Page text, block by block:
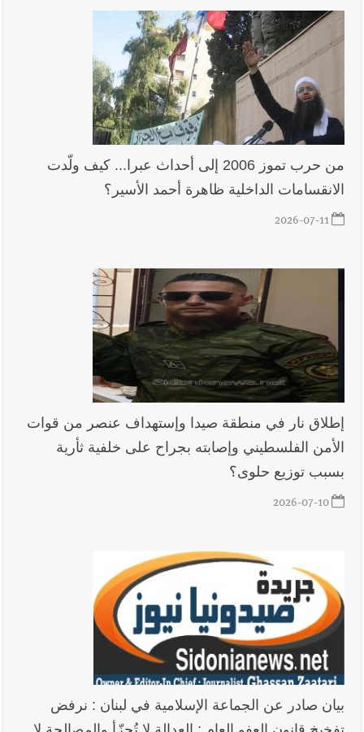
من حرب تموز 2006 إلى أحداث عبرا... كيف ولّدت
الانقسامات الداخلية ظاهرة أحمد الأسير؟
2026-07-11
إطلاق نار في منطقة صيدا وإستهداف عنصر من قوات
الأمن الفلسطيني وإصابته بجراح على خلفية ثأرية
بسبب توزيع حلوى؟
2026-07-10
بيان صادر عن الجماعة الإسلامية في لبنان : نرفض